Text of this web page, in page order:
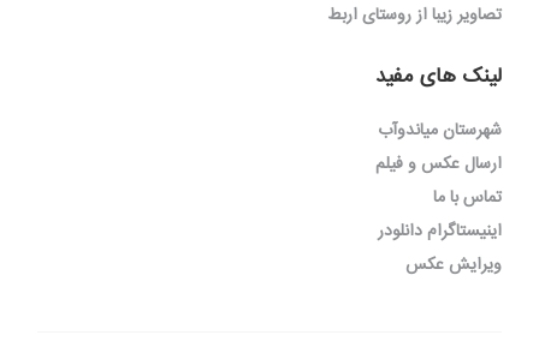
تصاویر زیبا از روستای اربط
لینک های مفید
شهرستان میاندوآب
ارسال عکس و فیلم
تماس با ما
اینیستاگرام دانلودر
ویرایش عکس